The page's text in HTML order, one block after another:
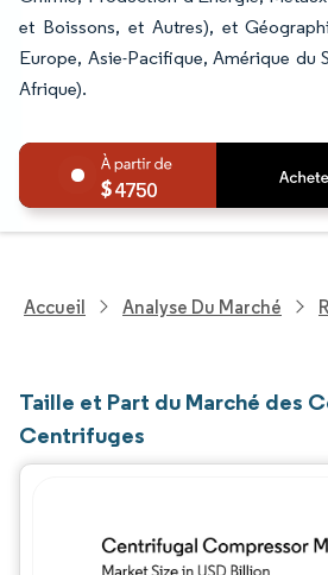
et Boissons, et Autres), et
Europe, Asie-Pacifique, Amérique du
Afrique).
4750
Accueil Analyse Du Marché
Taille et Part du Marché des
Centrifuges